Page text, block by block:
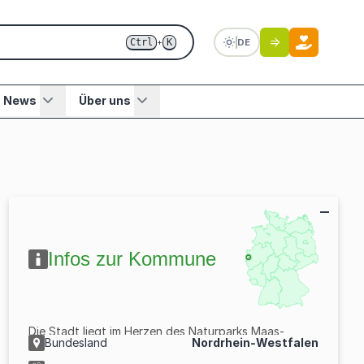
Ctrl + K DE
News Über uns
Infos zur Kommune
Die Stadt liegt im Herzen des Naturparks Maas-
Schwalm-Nette in direkter Nachbarschaft zu den
Bundesland
Nordrhein-Westfalen